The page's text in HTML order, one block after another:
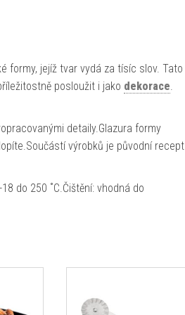
formy, jejíž tvar vydá za tísíc slov. Tato
posloužit i jako dekorace.
detaily.Glazura formy
výrobků je původní recept
do 250 ˚C.Čištění: vhodná do